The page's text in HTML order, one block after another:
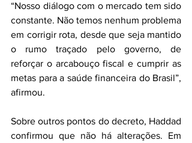
“Nosso diálogo com o mercado tem sido
constante. Não temos nenhum problema
em corrigir rota, desde que seja mantido
o rumo traçado pelo governo, de
reforçar o arcabouço fiscal e cumprir as
metas para a saúde financeira do Brasil”,
afirmou.
Sobre outros pontos do decreto, Haddad
confirmou que não há alterações. Em